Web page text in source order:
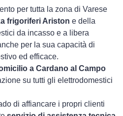
per tutta la zona di Varese
frigoriferi Ariston e della
da incasso e a libera
per la sua capacità di
ed efficace.
a Cardano al Campo
su tutti gli elettrodomestici
di affiancare i propri clienti